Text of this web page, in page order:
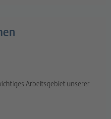
Arbeitsgebiet unserer